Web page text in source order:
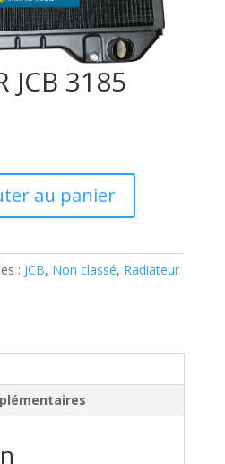
JCB 3185
au panier
: JCB, Non classé, Radiateur